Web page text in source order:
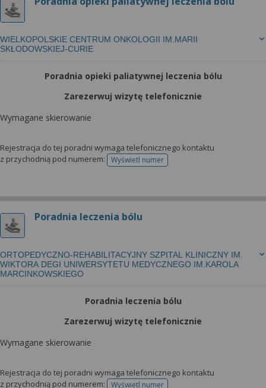
WIELKOPOLSKIE CENTRUM ONKOLOGII IM.MARII
SKŁODOWSKIEJ-CURIE
Poradnia opieki paliatywnej leczenia bólu
Zarezerwuj wizytę telefonicznie
Wymagane skierowanie
Rejestracja do tej poradni wymaga telefonicznego kontaktu
z przychodnią pod numerem:
Wyświetl numertelefonu do rejestracji
Poradnia leczenia bólu
ORTOPEDYCZNO-REHABILITACYJNY SZPITAL KLINICZNY IM.
WIKTORA DEGI UNIWERSYTETU MEDYCZNEGO IM.KAROLA
MARCINKOWSKIEGO
Poradnia leczenia bólu
Zarezerwuj wizytę telefonicznie
Wymagane skierowanie
Rejestracja do tej poradni wymaga telefonicznego kontaktu
z przychodnią pod numerem:
Wyświetl numer